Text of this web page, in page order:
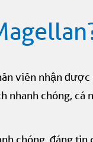
viên nhận được
nhanh chóng, cá
chóng, đáng tin